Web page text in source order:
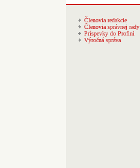
Členovia redakcie
Členovia správnej rady
Príspevky do Profini
Výročná správa